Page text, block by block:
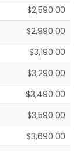
$2,590.00
$2,990.00
$3,190.00
$3,290.00
$3,490.00
$3,590.00
$3,690.00